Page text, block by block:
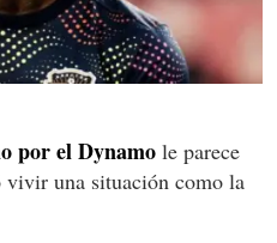
por el Dynamo le parece
una situación como la